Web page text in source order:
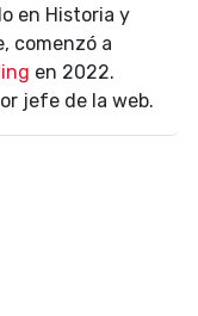
en Historia y
comenzó a
en 2022.
jefe de la web.